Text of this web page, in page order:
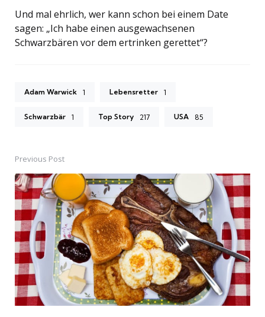
Und mal ehrlich, wer kann schon bei einem Date
sagen: „Ich habe einen ausgewachsenen
Schwarzbären vor dem ertrinken gerettet“?
Adam Warwick 1 Lebensretter 1
Schwarzbär 1 Top Story 217 USA 85
Post
navigation
Previous Post